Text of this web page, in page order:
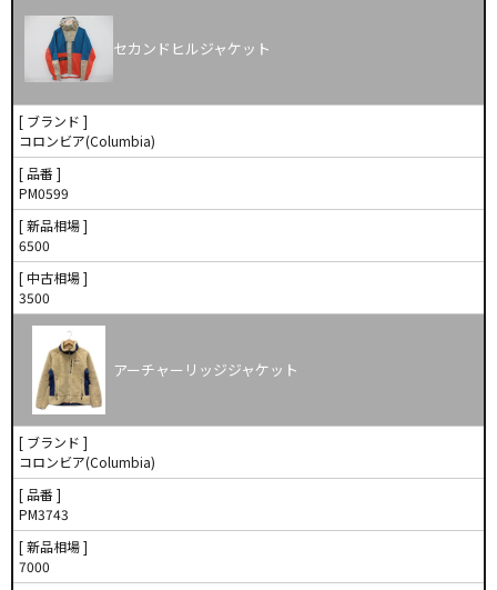
セカンドヒルジャケット
[ ブランド ]
コロンビア(Columbia)
[ 品番 ]
PM0599
[ 新品相場 ]
6500
[ 中古相場 ]
3500
アーチャーリッジジャケット
[ ブランド ]
コロンビア(Columbia)
[ 品番 ]
PM3743
[ 新品相場 ]
7000